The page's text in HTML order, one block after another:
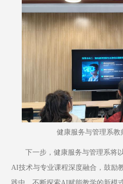
健康服务与管理系教
下一步，健康服务与管理系将
AI技术与专业课程深度融合，鼓励